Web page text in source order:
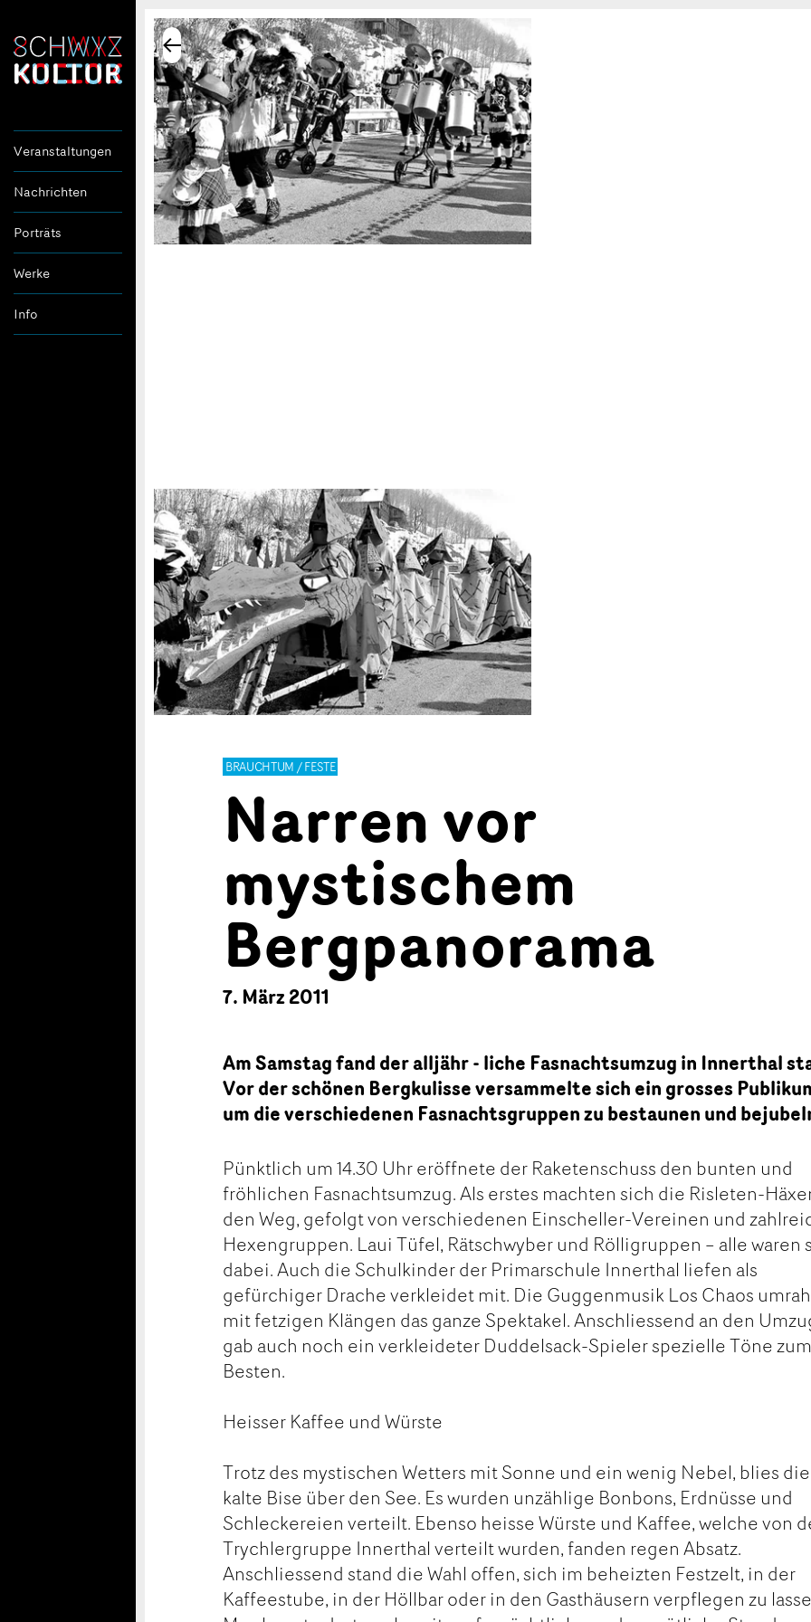
Veranstaltungen
Nachrichten
Porträts
Werke
Info
BRAUCHTUM / FESTE
Narren vor
mystischem
Bergpanorama
7. März 2011
Am Samstag fand der alljähr - liche Fasnachtsumzug in Innerthal
Vor der schönen Bergkulisse versammelte sich ein grosses
um die verschiedenen Fasnachtsgruppen zu bestaunen und
Pünktlich um 14.30 Uhr eröffnete der Raketenschuss den bunten und
fröhlichen Fasnachtsumzug. Als erstes machten sich die Risleten-
den Weg, gefolgt von verschiedenen Einscheller-Vereinen und
Hexengruppen. Laui Tüfel, Rätschwyber und Rölligruppen – alle waren
dabei. Auch die Schulkinder der Primarschule Innerthal liefen als
gefürchiger Drache verkleidet mit. Die Guggenmusik Los Chaos
mit fetzigen Klängen das ganze Spektakel. Anschliessend an den
gab auch noch ein verkleideter Duddelsack-Spieler spezielle Töne zum
Besten.
Heisser Kaffee und Würste
Trotz des mystischen Wetters mit Sonne und ein wenig Nebel, blies die
kalte Bise über den See. Es wurden unzählige Bonbons, Erdnüsse und
Schleckereien verteilt. Ebenso heisse Würste und Kaffee, welche von
Trychlergruppe Innerthal verteilt wurden, fanden regen Absatz.
Anschliessend stand die Wahl offen, sich im beheizten Festzelt, in der
Kaffeestube, in der Höllbar oder in den Gasthäusern verpflegen zu